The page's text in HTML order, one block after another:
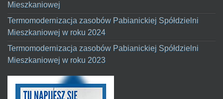
Mieszkaniowej
Termomodernizacja zasobów Pabianickiej Spółdzielni
Mieszkaniowej w roku 2024
Termomodernizacja zasobów Pabianickiej Spółdzielni
Mieszkaniowej w roku 2023